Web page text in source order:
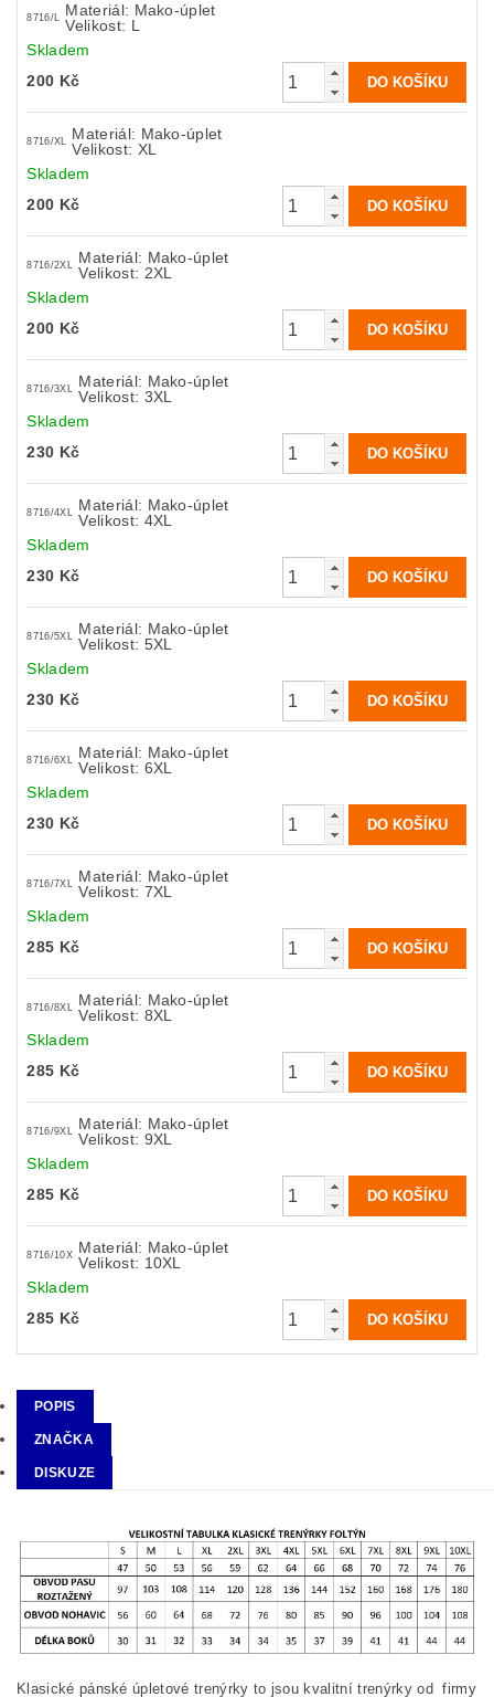
8716/L Materiál: Mako-úplet
Velikost: L
Skladem
200 Kč
8716/XL Materiál: Mako-úplet
Velikost: XL
Skladem
200 Kč
8716/2XL
Materiál: Mako-úplet
Velikost: 2XL
Skladem
200 Kč
8716/3XL
Materiál: Mako-úplet
Velikost: 3XL
Skladem
230 Kč
8716/4XL
Materiál: Mako-úplet
Velikost: 4XL
Skladem
230 Kč
8716/5XL
Materiál: Mako-úplet
Velikost: 5XL
Skladem
230 Kč
8716/6XL
Materiál: Mako-úplet
Velikost: 6XL
Skladem
230 Kč
8716/7XL
Materiál: Mako-úplet
Velikost: 7XL
Skladem
285 Kč
8716/8XL
Materiál: Mako-úplet
Velikost: 8XL
Skladem
285 Kč
8716/9XL
Materiál: Mako-úplet
Velikost: 9XL
Skladem
285 Kč
8716/10X
Materiál: Mako-úplet
Velikost: 10XL
Skladem
285 Kč
POPIS
ZNAČKA
DISKUZE
Klasické pánské úpletové trenýrky to jsou kvalitní trenýrky od firmy